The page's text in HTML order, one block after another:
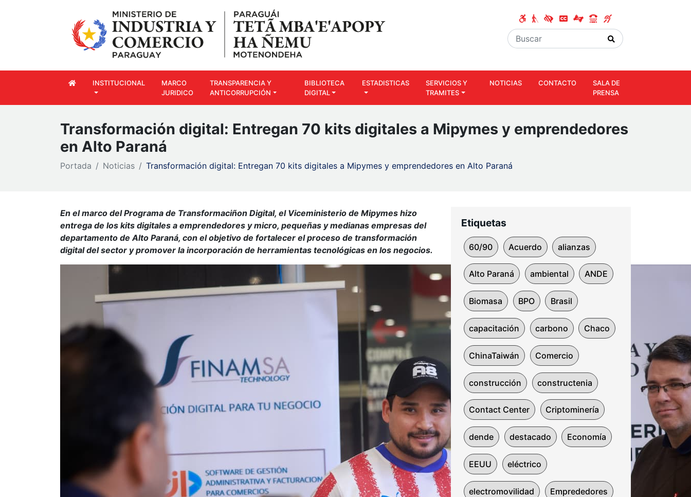
INSTITUCIONAL
MARCO
JURIDICO
TRANSPARENCIA Y
ANTICORRUPCIÓN
BIBLIOTECA
DIGITAL
ESTADISTICAS
SERVICIOS Y
TRAMITES
NOTICIAS CONTACTO
SALA DE
PRENSA
Transformación digital: Entregan 70 kits digitales a Mipymes y emprendedores
en Alto Paraná
Portada Noticias Transformación digital: Entregan 70 kits digitales a Mipymes y emprendedores en Alto Paraná
En el marco del Programa de Transformaciñon Digital, el Viceministerio de Mipymes hizo
entrega de los kits digitales a emprendedores y micro, pequeñas y medianas empresas del
departamento de Alto Paraná, con el objetivo de fortalecer el proceso de transformación
digital del sector y promover la incorporación de herramientas tecnológicas en los negocios.
Etiquetas
60/90 Acuerdo alianzas
Alto Paraná ambiental ANDE
Biomasa BPO Brasil
capacitación carbono Chaco
ChinaTaiwán Comercio
construcción constructenia
Contact Center Criptominería
dende destacado Economía
EEUU eléctrico
electromovilidad Emprededores